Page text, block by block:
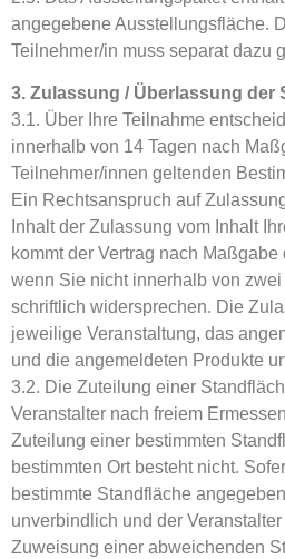
angegebene Ausstellungsfläche.
Teilnehmer/in muss separat dazu
3. Zulassung / Überlassung der
3.1. Über Ihre Teilnahme
innerhalb von 14 Tagen nach
Teilnehmer/innen geltenden
Ein Rechtsanspruch auf
Inhalt der Zulassung vom Inhalt
kommt der Vertrag nach
wenn Sie nicht innerhalb von
schriftlich widersprechen. Die
jeweilige Veranstaltung, das
und die angemeldeten Produkte
3.2. Die Zuteilung einer
Veranstalter nach freiem
Zuteilung einer bestimmten
bestimmten Ort besteht nicht.
bestimmte Standfläche
unverbindlich und der
Zuweisung einer abweichenden